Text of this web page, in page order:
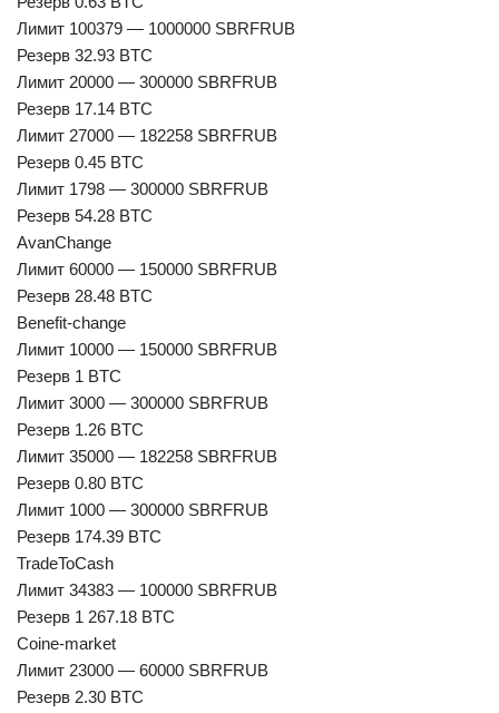
Лимит 100379 — 1000000 SBRFRUB
Резерв 32.93 BTC
Лимит 20000 — 300000 SBRFRUB
Резерв 17.14 BTC
Лимит 27000 — 182258 SBRFRUB
Резерв 0.45 BTC
Лимит 1798 — 300000 SBRFRUB
Резерв 54.28 BTC
AvanChange
Лимит 60000 — 150000 SBRFRUB
Резерв 28.48 BTC
Benefit-change
Лимит 10000 — 150000 SBRFRUB
Резерв 1 BTC
Лимит 3000 — 300000 SBRFRUB
Резерв 1.26 BTC
Лимит 35000 — 182258 SBRFRUB
Резерв 0.80 BTC
Лимит 1000 — 300000 SBRFRUB
Резерв 174.39 BTC
TradeToCash
Лимит 34383 — 100000 SBRFRUB
Резерв 1 267.18 BTC
Coine-market
Лимит 23000 — 60000 SBRFRUB
Резерв 2.30 BTC